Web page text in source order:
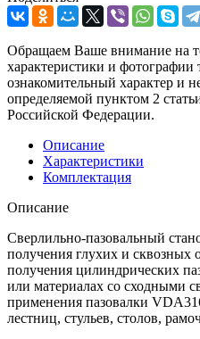
Обращаем Ваше внимание на
характеристики и фотографии
ознакомительный характер и
определяемой пунктом 2
Российской Федерации.
Описание
Характеристики
Комплектация
Описание
Сверлильно-пазовальный
получения глухих и сквозных
получения цилиндрических
или материалах со сходными
применения пазовалки
лестниц, стульев, столов,